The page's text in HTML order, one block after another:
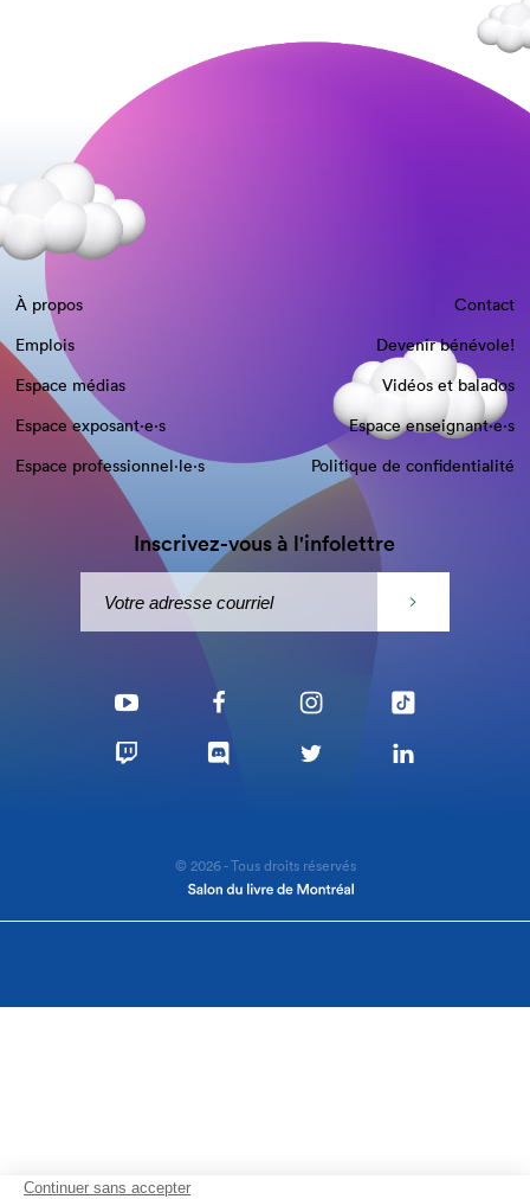
À propos
Contact
Emplois
Devenir bénévole!
Espace médias
Vidéos et balados
Espace exposant·e⋅s
Espace enseignant·e⋅s
Espace professionnel·le⋅s
Politique de confidentialité
Inscrivez-vous à l'infolettre
© 2026 - Tous droits réservés